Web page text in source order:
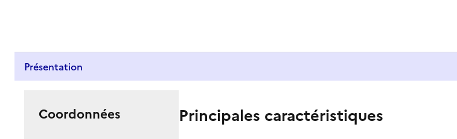
Présentation
Coordonnées Principales caractéristiques